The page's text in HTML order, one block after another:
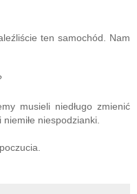
ten samochód. Nam
musieli niedługo zmienić
niespodzianki.